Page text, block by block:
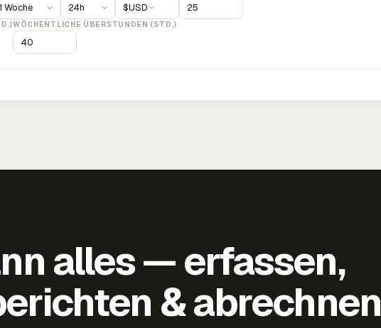
$USD
WÖCHENTLICHE ÜBERSTUNDEN (STD.)
alles — erfassen,
& abrechnen